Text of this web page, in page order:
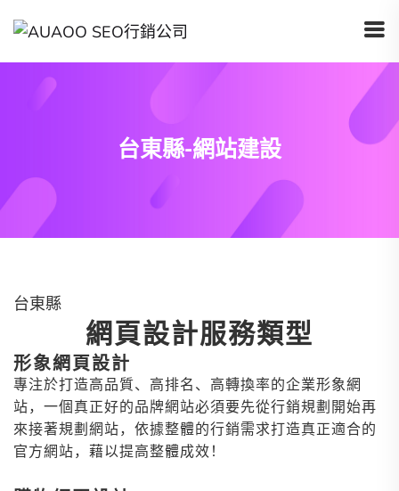
台東縣-網站建設
台東縣
網頁設計服務類型
形象網頁設計
專注於打造高品質、高排名、高轉換率的企業形象網
站，一個真正好的品牌網站必須要先從行銷規劃開始再
來接著規劃網站，依據整體的行銷需求打造真正適合的
官方網站，藉以提高整體成效！